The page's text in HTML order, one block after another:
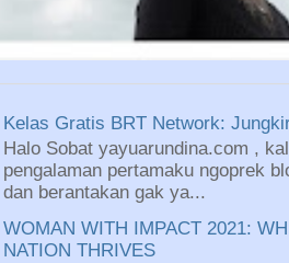
Kelas Gratis BRT Network:
Halo Sobat yayuarundina.com ,
pengalaman pertamaku ngoprek
dan berantakan gak ya...
WOMAN WITH IMPACT 2021:
NATION THRIVES